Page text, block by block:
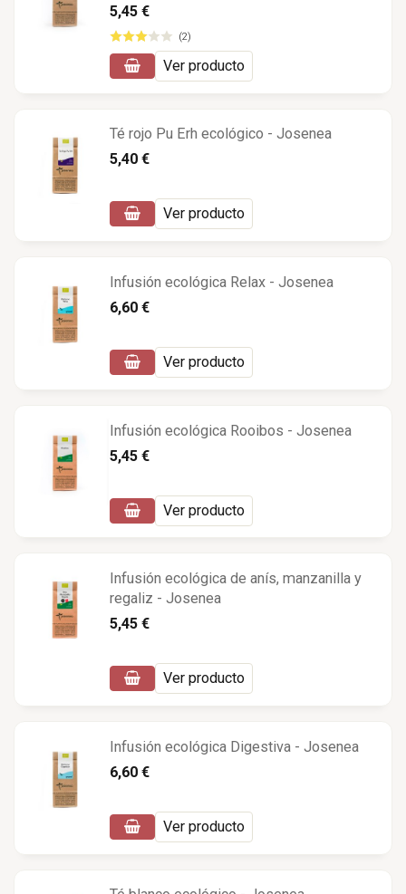
5,45 €
(2)
Ver producto
Té rojo Pu Erh ecológico - Josenea
5,40 €
Ver producto
Infusión ecológica Relax - Josenea
6,60 €
Ver producto
Infusión ecológica Rooibos - Josenea
5,45 €
Ver producto
Infusión ecológica de anís, manzanilla y
regaliz - Josenea
5,45 €
Ver producto
Infusión ecológica Digestiva - Josenea
6,60 €
Ver producto